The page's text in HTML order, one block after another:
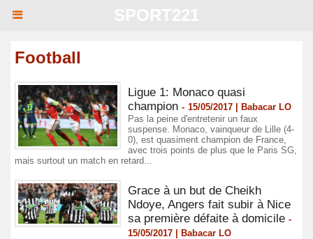
Football
Ligue 1: Monaco quasi
champion - 15/05/2017 | Babacar LO
Pas la peine d'entretenir un faux
suspense. Monaco, vainqueur de Lille (4-
0), est quasiment champion de France,
avec trois points de plus que le Paris SG,
mais surtout un match en retard...
Grace à un but de Cheikh
Ndoye, Angers fait subir à Nice
sa première défaite à domicile -
15/05/2017 | Babacar LO